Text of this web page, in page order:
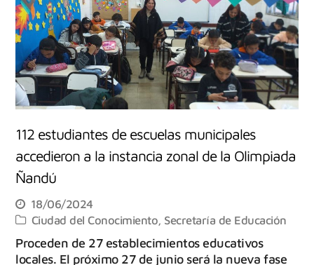
112 estudiantes de escuelas municipales
accedieron a la instancia zonal de la Olimpiada
Ñandú
18/06/2024
Ciudad del Conocimiento, Secretaría de Educación
Proceden de 27 establecimientos educativos
locales. El próximo 27 de junio será la nueva fase